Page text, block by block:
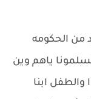
من الحكومه
ياهم وين
والطفل ابنا